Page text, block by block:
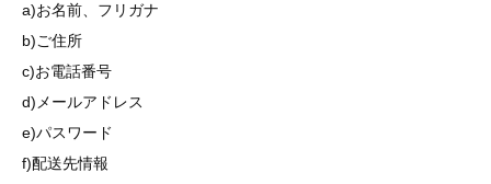
a)お名前、フリガナ
b)ご住所
c)お電話番号
d)メールアドレス
e)パスワード
f)配送先情報